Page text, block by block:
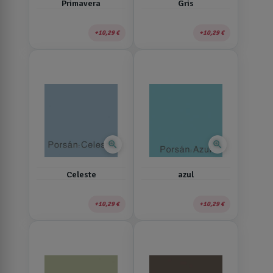
Primavera
10,29 €
Gris
10,29 €
zoom_in
Celeste
10,29 €
zoom_in
azul
10,29 €